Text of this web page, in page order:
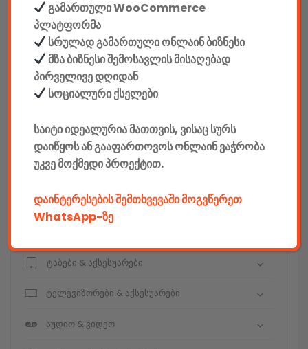
კონსტრუქტორები
კომპიუტერები & აქსესუარები
ტელეფონები & აქსესუარები
კამერები & აქსესუარები
ტაბები & აქსესუარები
ტელევიზორები & აქსესუარები
აუდიო & ვიდეო
გამართული WooCommerce
პლატფორმა
სრულად გამართული ონლაინ ბიზნესი
მზა ბიზნესი შემოსავლის მისაღებად
პირველივე დღიდან
სოციალური ქსელები
საიტი იდეალურია მათთვის, ვისაც სურს
დაიწყოს ან გააფართოვოს ონლაინ ვაჭრობა
უკვე მოქმედი პროექტით.
დაინტერესების შემთხვევაში მოგვწერეთ
WhatsApp-ზე